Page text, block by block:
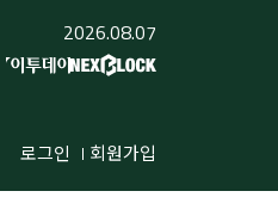
2026.08.07
로그인 회원가입